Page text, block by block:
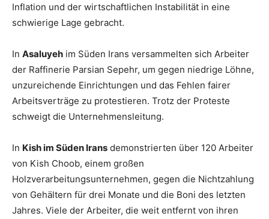
Inflation und der wirtschaftlichen Instabilität in eine
schwierige Lage gebracht.
In Asaluyeh im Süden Irans versammelten sich Arbeiter
der Raffinerie Parsian Sepehr, um gegen niedrige Löhne,
unzureichende Einrichtungen und das Fehlen fairer
Arbeitsverträge zu protestieren. Trotz der Proteste
schweigt die Unternehmensleitung.
In Kish im Süden Irans demonstrierten über 120 Arbeiter
von Kish Choob, einem großen
Holzverarbeitungsunternehmen, gegen die Nichtzahlung
von Gehältern für drei Monate und die Boni des letzten
Jahres. Viele der Arbeiter, die weit entfernt von ihren